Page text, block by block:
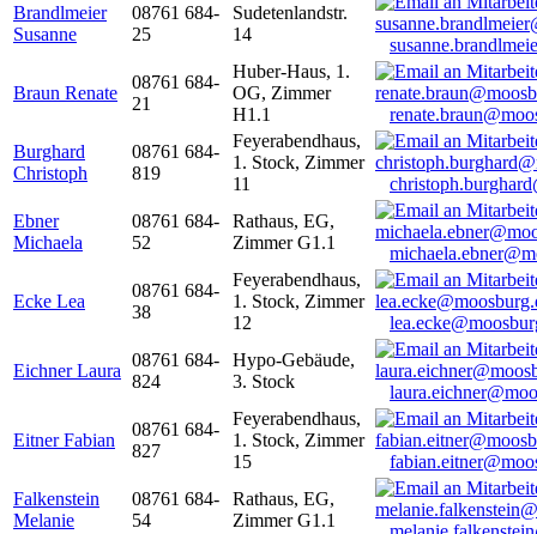
Brandlmeier
Susanne
08761 684-
25
Sudetenlandstr.
14
Braun Renate
08761 684-
21
Huber-Haus, 1.
OG, Zimmer
H1.1
Burghard
Christoph
08761 684-
819
Feyerabendhaus,
1. Stock, Zimmer
11
Ebner
Michaela
08761 684-
52
Rathaus, EG,
Zimmer G1.1
Ecke Lea
08761 684-
38
Feyerabendhaus,
1. Stock, Zimmer
12
Eichner Laura
08761 684-
824
Hypo-Gebäude,
3. Stock
Eitner Fabian
08761 684-
827
Feyerabendhaus,
1. Stock, Zimmer
15
Falkenstein
Melanie
08761 684-
54
Rathaus, EG,
Zimmer G1.1